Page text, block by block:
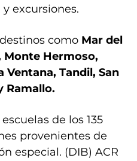
excursiones.
como Mar del
Monte Hermoso,
Ventana, Tandil, San
Ramallo.
de los 135
provenientes de
especial. (DIB) ACR